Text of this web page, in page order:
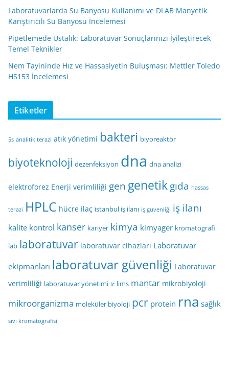
Laboratuvarlarda Su Banyosu Kullanımı ve DLAB Manyetik
Karıştırıcılı Su Banyosu İncelemesi
Pipetlemede Ustalık: Laboratuvar Sonuçlarınızı İyileştirecek
Temel Teknikler
Nem Tayininde Hız ve Hassasiyetin Buluşması: Mettler Toledo
HS153 İncelemesi
Etiketler
5s analitik terazi atık yönetimi bakteri biyoreaktör
biyoteknoloji dezenfeksiyon dna dna analizi
elektroforez Enerji verimliliği gen genetikgıda hassas
terazi HPLC hücre ilaç istanbul iş ilanı iş güvenliği iş ilanı
kalite kontrol kanser kariyer kimya kimyager kromatografi
lab laboratuvar laboratuvar cihazları Laboratuvar
ekipmanları laboratuvar güvenliği Laboratuvar
verimliliği laboratuvar yönetimi lc lims mantar mikrobiyoloji
mikroorganizma moleküler biyoloji pcr protein rna sağlık
sıvı kromatografisi